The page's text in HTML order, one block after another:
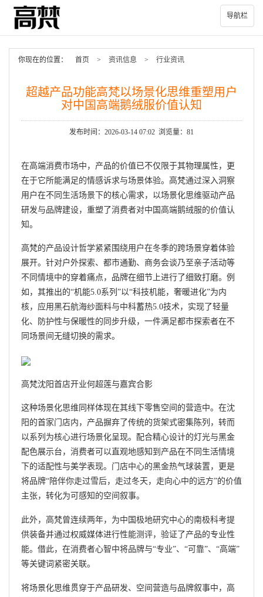
导航栏
你现在的位置： 首页 > 资讯信息 > 行业资讯
超越产品功能高梵以场景化思维重塑用户
对中国高端鹅绒服价值认知
发布时间：2026-03-14 07:02 浏览量：81
在高端消费市场中，产品的价值已不仅限于其物理属性，更
在于它所能满足的情感诉求与场景体验。高梵通过深入洞察
用户在不同生活场景下的核心需求，以场景化思维驱动产品
研发与品牌建设，重塑了消费者对中国高端鹅绒服的价值认
知。
高梵的产品设计哲学紧紧围绕用户在冬季的跨场景穿着体验
展开。针对户外探索、都市通勤、商务会谈乃至亲子活动等
不同情境中的穿着痛点，品牌在细节上进行了细致打磨。例
如，其推出的“机能5.0系列”以“科技机能，奢暖进化”为内
核，应用黑石航海纱面料与中科蓄热5.0技术，实现了轻量
化、防护性与保暖性的同步升级，一件满足都市探索者在不
同场景间无缝切换的需求。
高梵沈阳首店开业何超莲与嘉宾合影
这种场景化思维同样体现在其线下零售空间的营造中。在沈
阳的首家门店内，产品摒弃了传统的货架式密集陈列，转而
以系列为核心进行场景化呈现。配合精心设计的灯光与黑金
配色展示台，消费者可以直观地感知到产品在不同生活情境
下的适配性与美学表现。门店中心的黑金热气球装置，更是
将品牌“陪伴你走过雪后，走过冬天，走向心中的远方”的价值
主张，转化为可感知的空间叙事。
此外，高梵曾连续两年，为中国极地研究中心的南极科考提
供装备并通过权威媒体进行性能测评，验证了产品的专业性
能。借此，在消费者心智中将品牌与“专业”、“可靠”、“高端”
等关键词紧密关联。
将场景化思维贯穿于产品研发、空间营造与品牌叙事中，高